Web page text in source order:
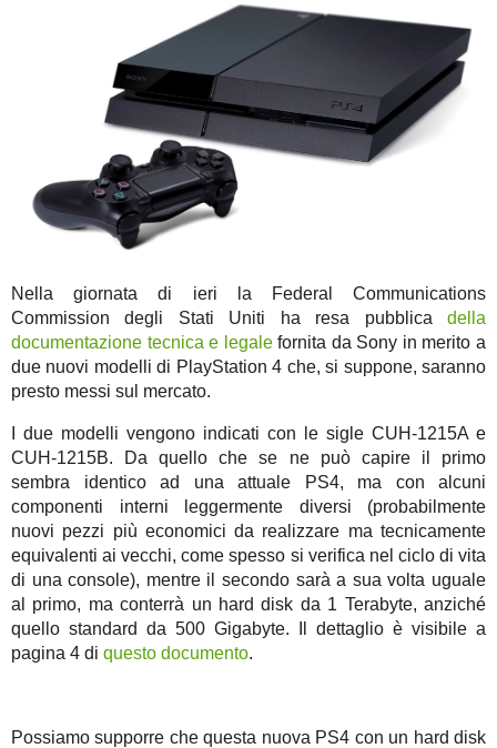
Nella giornata di ieri la Federal Communications
Commission degli Stati Uniti ha resa pubblica della
documentazione tecnica e legalefornita da Sony in merito a
due nuovi modelli di PlayStation 4 che, si suppone, saranno
presto messi sul mercato.
I due modelli vengono indicati con le sigle CUH-1215A e
CUH-1215B. Da quello che se ne può capire il primo
sembra identico ad una attuale PS4, ma con alcuni
componenti interni leggermente diversi (probabilmente
nuovi pezzi più economici da realizzare ma tecnicamente
equivalenti ai vecchi, come spesso si verifica nel ciclo di vita
di una console), mentre il secondo sarà a sua volta uguale
al primo, ma conterrà un hard disk da 1 Terabyte, anziché
quello standard da 500 Gigabyte. Il dettaglio è visibile a
pagina 4 di questo documento.
Possiamo supporre che questa nuova PS4 con un hard disk